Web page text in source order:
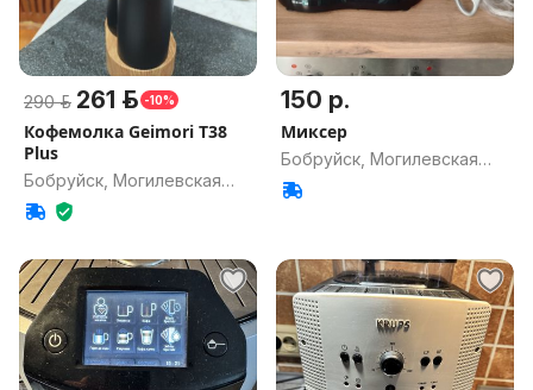
290 р. 261 р. -10%
Кофемолка Geimori T38
Plus
Бобруйск, Могилевская
обл.
150 р.
Миксер
Бобруйск, Могилевская
обл.